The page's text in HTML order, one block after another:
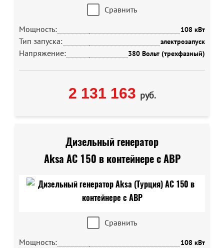
Сравнить
Мощность:
108 кВт
Тип запуска: электрозапуск
Напряжение: 380 Вольт (трехфазный)
2 131 163 руб.
Дизельный генератор
Aksa AC 150 в контейнере с АВР
Сравнить
Мощность:
108 кВт